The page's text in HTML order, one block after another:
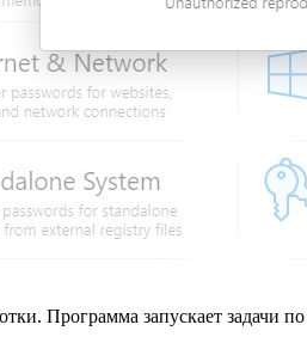
Программа запускает задачи